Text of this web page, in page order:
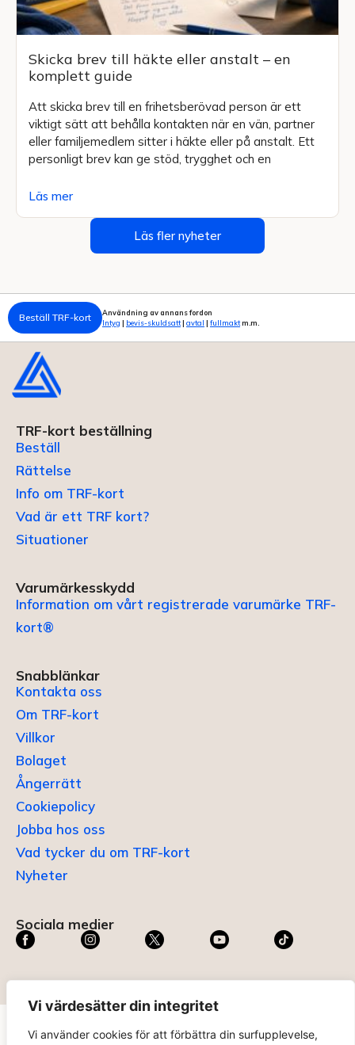
Vi värdesätter din integritet
Vi använder cookies för att förbättra din surfupplevelse,
Skicka brev till häkte eller anstalt – en
komplett guide
Att skicka brev till en frihetsberövad person är ett
viktigt sätt att behålla kontakten när en vän, partner
eller familjemedlem sitter i häkte eller på anstalt. Ett
personligt brev kan ge stöd, trygghet och en
Läs mer
Läs fler nyheter
Beställ TRF-kort
Användning av annans fordon
Intyg | bevis-skuldsatt| avtal | fullmaktm.m.
TRF-kort beställning
Beställ
Rättelse
Info om TRF-kort
Vad är ett TRF kort?
Situationer
Varumärkesskydd
Information om vårt registrerade varumärke TRF-
kort®
Snabblänkar
Kontakta oss
Om TRF-kort
Villkor
Bolaget
Ångerrätt
Cookiepolicy
Jobba hos oss
Vad tycker du om TRF-kort
Nyheter
Sociala medier
TRF KORT®är ett registrerat varumärke som innehas av